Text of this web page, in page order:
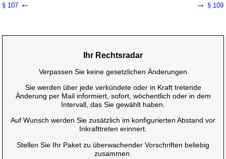
§ 107 ← → § 109
Ihr Rechtsradar
Verpassen Sie keine gesetzlichen Änderungen
Sie werden über jede verkündete oder in Kraft tretende
Änderung per Mail informiert, sofort, wöchentlich oder in dem
Intervall, das Sie gewählt haben.
Auf Wunsch werden Sie zusätzlich im konfigurierten Abstand vor
Inkrafttreten erinnert.
Stellen Sie Ihr Paket zu überwachender Vorschriften beliebig
zusammen.